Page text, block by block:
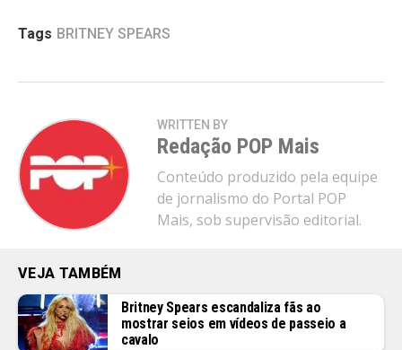
Tags BRITNEY SPEARS
WRITTEN BY
Redação POP Mais
Conteúdo produzido pela equipe
de jornalismo do Portal POP
Mais, sob supervisão editorial.
VEJA TAMBÉM
Britney Spears escandaliza fãs ao
mostrar seios em vídeos de passeio a
cavalo